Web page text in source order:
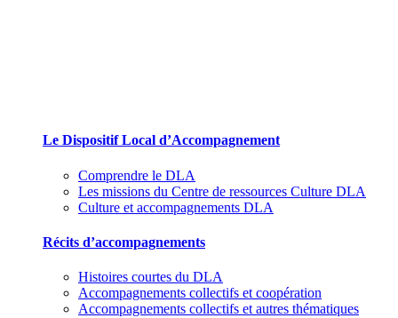
Le Dispositif Local d’Accompagnement
Comprendre le DLA
Les missions du Centre de ressources Culture DLA
Culture et accompagnements DLA
Récits d’accompagnements
Histoires courtes du DLA
Accompagnements collectifs et coopération
Accompagnements collectifs et autres thématiques